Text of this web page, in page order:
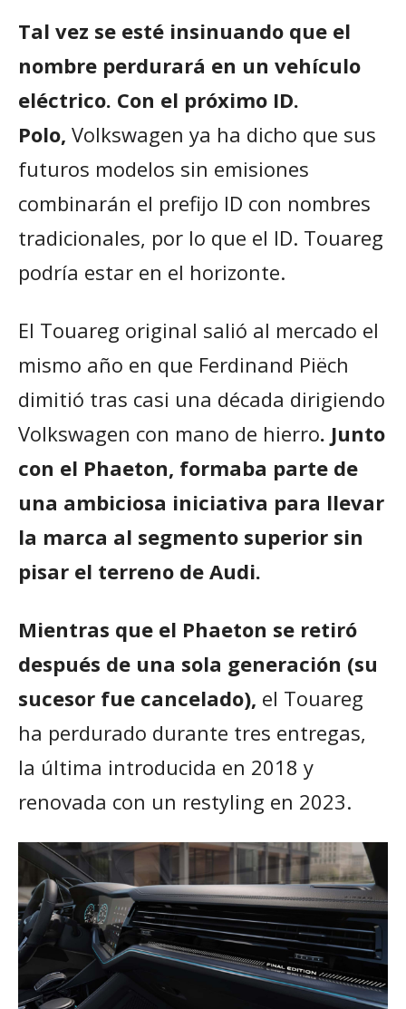
Tal vez se esté insinuando que el
nombre perdurará en un vehículo
eléctrico. Con el próximo ID.
Polo, Volkswagen ya ha dicho que sus
futuros modelos sin emisiones
combinarán el prefijo ID con nombres
tradicionales, por lo que el ID. Touareg
podría estar en el horizonte.
El Touareg original salió al mercado el
mismo año en que Ferdinand Piëch
dimitió tras casi una década dirigiendo
Volkswagen con mano de hierro. Junto
con el Phaeton, formaba parte de
una ambiciosa iniciativa para llevar
la marca al segmento superior sin
pisar el terreno de Audi.
Mientras que el Phaeton se retiró
después de una sola generación (su
sucesor fue cancelado), el Touareg
ha perdurado durante tres entregas,
la última introducida en 2018 y
renovada con un restyling en 2023.